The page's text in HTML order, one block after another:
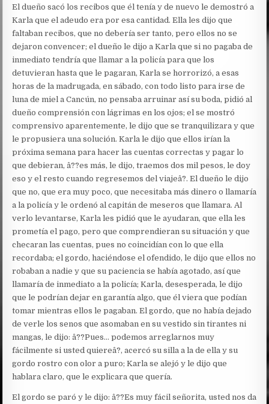
El dueño sacó los recibos que él tenía y de nuevo le demostró a
Karla que el adeudo era por esa cantidad. Ella les dijo que
faltaban recibos, que no debería ser tanto, pero ellos no se
dejaron convencer; el dueño le dijo a Karla que si no pagaba de
inmediato tendría que llamar a la policía para que los
detuvieran hasta que le pagaran, Karla se horrorizó, a esas
horas de la madrugada, en sábado, con todo listo para irse de
luna de miel a Cancún, no pensaba arruinar así su boda, pidió al
dueño comprensión con lágrimas en los ojos; el se mostró
comprensivo aparentemente, le dijo que se tranquilizara y que
le propusiera una solución. Karla le dijo que ellos irían la
próxima semana para hacer las cuentas correctas y pagar lo
que debieran, â??es más, le dijo, traemos dos mil pesos, le doy
eso y el resto cuando regresemos del viajeâ?. El dueño le dijo
que no, que era muy poco, que necesitaba más dinero o llamaría
a la policía y le ordenó al capitán de meseros que llamara. Al
verlo levantarse, Karla les pidió que le ayudaran, que ella les
prometía el pago, pero que comprendieran su situación y que
checaran las cuentas, pues no coincidían con lo que ella
recordaba; el gordo, haciéndose el ofendido, le dijo que ellos no
robaban a nadie y que su paciencia se había agotado, así que
llamaría de inmediato a la policía; Karla, desesperada, le dijo
que le podrían dejar en garantía algo, que él viera que podían
tomar mientras ellos le pagaban. El gordo, que no había dejado
de verle los senos que asomaban en su vestido sin tirantes ni
mangas, le dijo: â??Pues… podemos arreglarnos muy
fácilmente si usted quiereâ?, acercó su silla a la de ella y su
gordo rostro con olor a puro; Karla se alejó y le dijo que
hablara claro, que le explicara que quería.
El gordo se paró y le dijo: â??Es muy fácil señorita, usted nos da